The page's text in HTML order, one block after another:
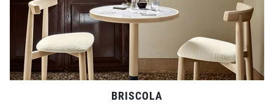
BRISCOLA